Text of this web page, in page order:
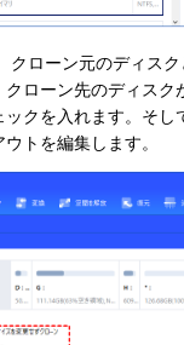
クローン元のディス
ローン先のディスク
ックを入れます。そし
トを編集します。